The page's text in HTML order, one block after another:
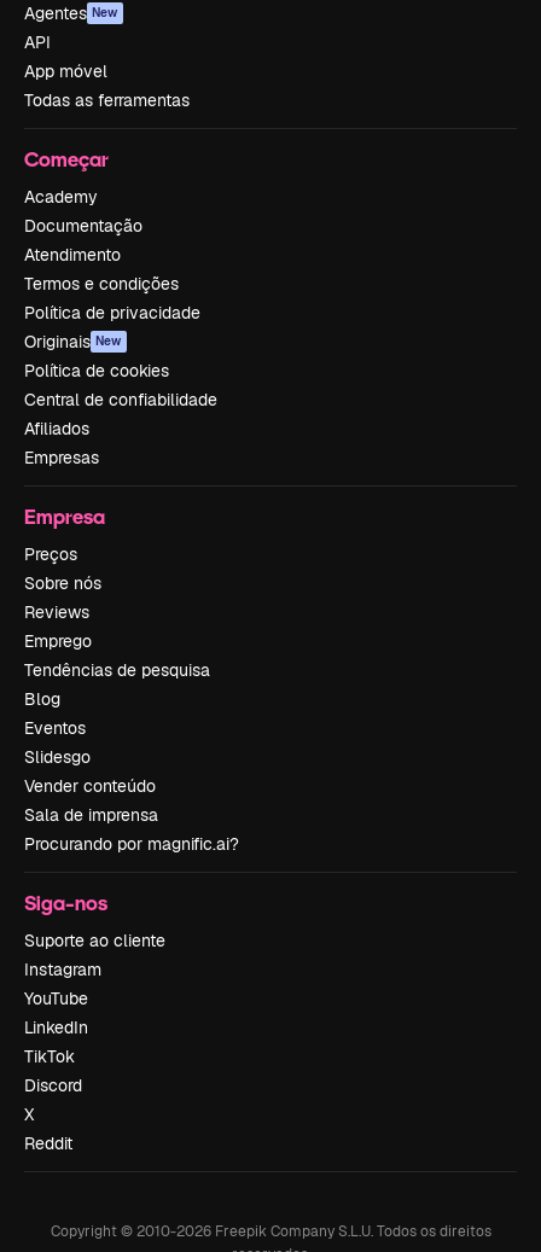
Agentes New
API
App móvel
Todas as ferramentas
Começar
Academy
Documentação
Atendimento
Termos e condições
Política de privacidade
Originais New
Política de cookies
Central de confiabilidade
Afiliados
Empresas
Empresa
Preços
Sobre nós
Reviews
Emprego
Tendências de pesquisa
Blog
Eventos
Slidesgo
Vender conteúdo
Sala de imprensa
Procurando por magnific.ai?
Siga-nos
Suporte ao cliente
Instagram
YouTube
LinkedIn
TikTok
Discord
X
Reddit
Copyright © 2010-2026Freepik Company S.L.U. Todos os direitos